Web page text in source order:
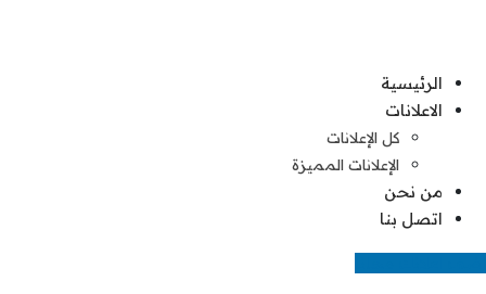
الرئيسية
الاعلانات
كل الإعلانات
الإعلانات المميزة
من نحن
اتصل بنا